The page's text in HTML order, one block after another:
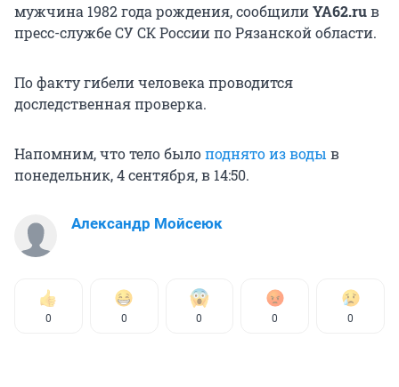
мужчина 1982 года рождения, сообщилиYA62.ruв
пресс-службе СУ СК России по Рязанской области.
По факту гибели человека проводится
доследственная проверка.
Напомним, что тело былоподнято из воды в
понедельник, 4 сентября, в 14:50.
Александр Мойсеюк
0 0 0 0 0